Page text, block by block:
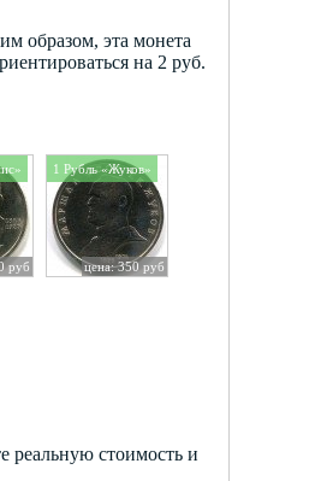
образом, эта монета
на 2 руб.
руб
1 Рубль «Жуков»
цена: 350 руб
реальную стоимость и